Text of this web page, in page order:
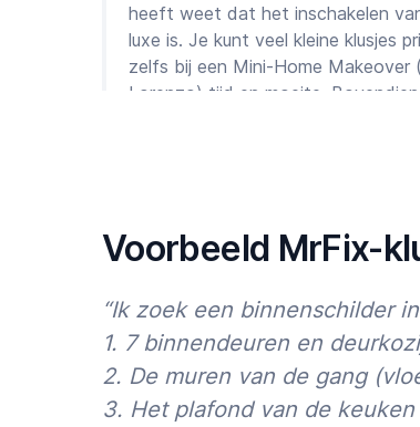
heeft weet dat het inschakelen
luxe is. Je kunt veel kleine klusjes
zelfs bij een Mini-Home Makeover
Lorenzo) tijd en moeite.
We gaan graag voor jou aan de
Je kunt eenvoudig jouw klus
het direct voor je regelen maar
een prijsindicatie of een bindende
Voorbeeld MrFix-
“Ik zoek een binnenschilder
1. 7 binnendeuren en
2. De muren van de gang
3. Het plafond van de